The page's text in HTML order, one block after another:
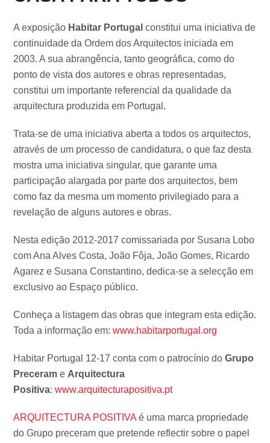
A exposição Habitar Portugal constitui uma iniciativa de
continuidade da Ordem dos Arquitectos iniciada em
2003. A sua abrangência, tanto geográfica, como do
ponto de vista dos autores e obras representadas,
constitui um importante referencial da qualidade da
arquitectura produzida em Portugal.
Trata-se de uma iniciativa aberta a todos os arquitectos,
através de um processo de candidatura, o que faz desta
mostra uma iniciativa singular, que garante uma
participação alargada por parte dos arquitectos, bem
como faz da mesma um momento privilegiado para a
revelação de alguns autores e obras.
Nesta edição 2012-2017 comissariada por Susana Lobo
com Ana Alves Costa, João Fôja, João Gomes, Ricardo
Agarez e Susana Constantino, dedica-se a selecção em
exclusivo ao Espaço público.
Conheça a listagem das obras que integram esta edição.
Toda a informação em:www.habitarportugal.org
Habitar Portugal 12-17 conta com o patrocínio doGrupo
Preceram e Arquitectura
Positiva:www.arquitecturapositiva.pt
ARQUITECTURA POSITIVA é uma marca propriedade
do Grupo preceram que pretende reflectir sobre o papel